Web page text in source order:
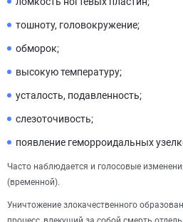
тошноту, головокружение;
обморок;
высокую температуру;
усталость, подавленность;
слезоточивость;
появление геморроидальных
Часто наблюдается и голосовые
(временной).
Уничтожение злокачественного